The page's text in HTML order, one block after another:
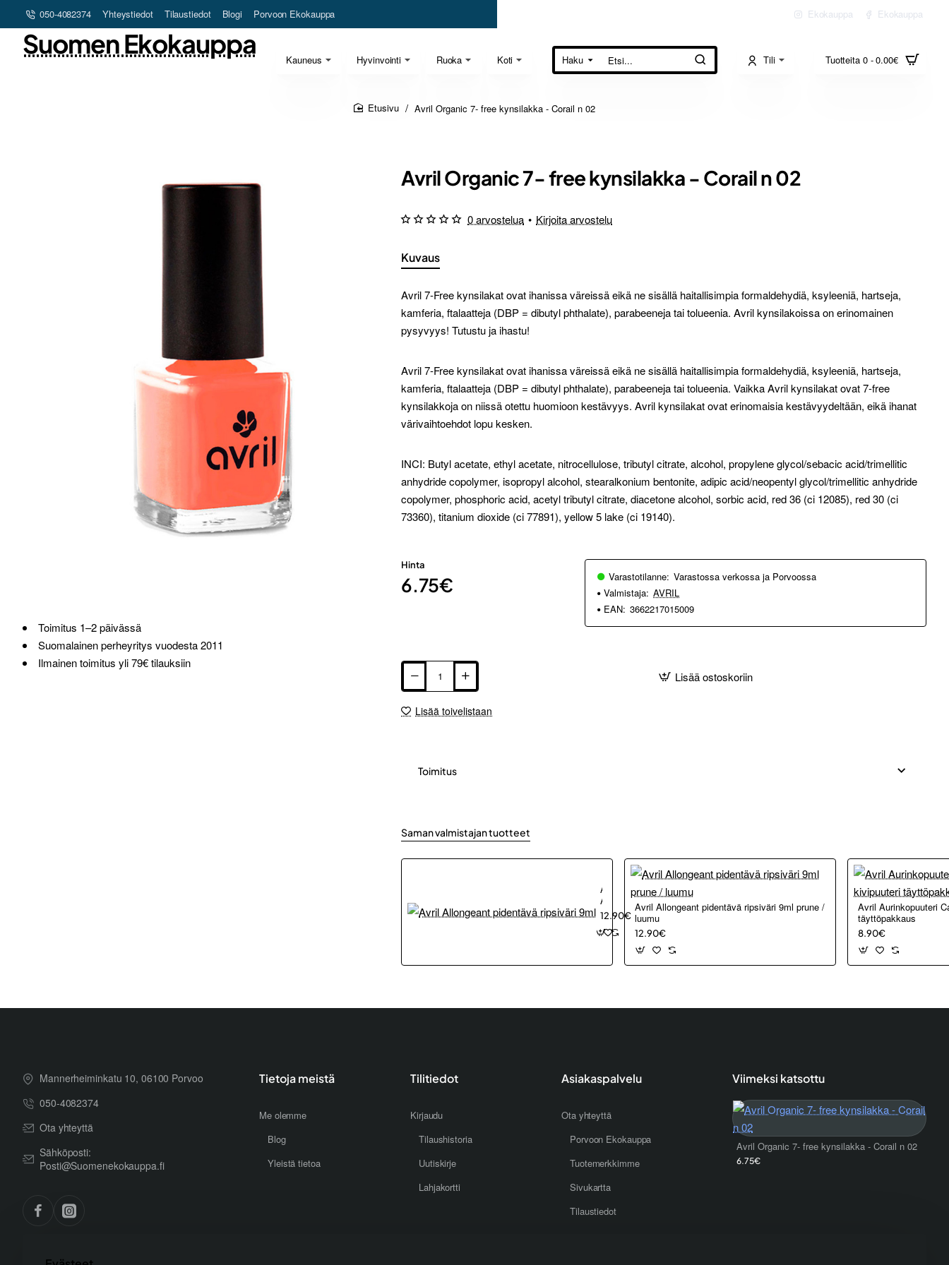
050-4082374 Yhteystiedot Tilaustiedot Blogi Porvoon Ekokauppa Ekokauppa Ekokauppa
Kauneus Hyvinvointi Ruoka Koti
Suomen Ekokauppa
Haku
Etsi... Tili Tuotteita 0 - 0.00€
Avril Organic 7- free kynsilakka - Corail n 02
Toimitus 1–2 päivässä
Suomalainen perheyritys vuodesta 2011
Ilmainen toimitus yli 79€ tilauksiin
Avril Organic 7- free kynsilakka - Corail n 02
Kuvaus
Avril 7-Free kynsilakat ovat ihanissa väreissä eikä ne sisällä haitallisimpia formaldehydiä, ksyleeniä, hartseja,
kamferia, ftalaatteja (DBP = dibutyl phthalate), parabeeneja tai tolueenia. Avril kynsilakoissa on erinomainen
pysyvyys! Tutustu ja ihastu!
Avril 7-Free kynsilakat ovat ihanissa väreissä eikä ne sisällä haitallisimpia formaldehydiä, ksyleeniä, hartseja,
kamferia, ftalaatteja (DBP = dibutyl phthalate), parabeeneja tai tolueenia. Vaikka Avril kynsilakat ovat 7-free
kynsilakkoja on niissä otettu huomioon kestävyys. Avril kynsilakat ovat erinomaisia kestävyydeltään, eikä ihanat
värivaihtoehdot lopu kesken.
INCI: Butyl acetate, ethyl acetate, nitrocellulose, tributyl citrate, alcohol, propylene glycol/sebacic acid/trimellitic
anhydride copolymer, isopropyl alcohol, stearalkonium bentonite, adipic acid/neopentyl glycol/trimellitic anhydride
copolymer, phosphoric acid, acetyl tributyl citrate, diacetone alcohol, sorbic acid, red 36 (ci 12085), red 30 (ci
73360), titanium dioxide (ci 77891), yellow 5 lake (ci 19140).
0 arvostelua • Kirjoita arvostelu
Hinta
6.75€ Varastotilanne: Varastossa verkossa ja Porvoossa
Valmistaja: AVRIL
EAN: 3662217015009
Lisää ostoskoriin
Lisää toivelistaan
Toimitus
Saman valmistajan tuotteet
Avril
Allongeant
pidentävä
ripsiväri
9ml
12.90€
Avril Allongeant pidentävä ripsiväri 9ml prune /
luumu
12.90€
Avril Aurinkopuuteri
täyttöpakkaus
8.90€
Mannerheiminkatu 10, 06100 Porvoo
050-4082374
Ota yhteyttä
Sähköposti:
Posti@Suomenekokauppa.fi
Tietoja meistä
Me olemme
Blog
Yleistä tietoa
Tilitiedot
Kirjaudu
Tilaushistoria
Uutiskirje
Lahjakortti
Asiakaspalvelu
Ota yhteyttä
Porvoon Ekokauppa
Tuotemerkkimme
Sivukartta
Tilaustiedot
Viimeksi katsottu
Avril Organic 7- free kynsilakka - Corail n 02
6.75€